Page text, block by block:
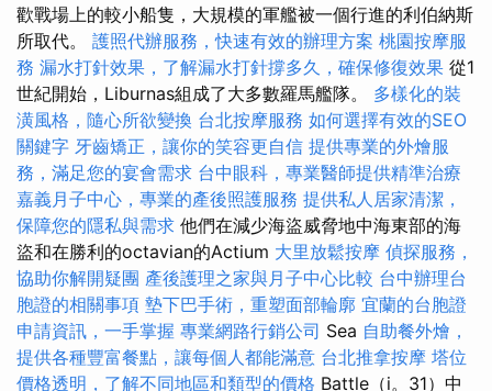
歡戰場上的較小船隻，大規模的軍艦被一個行進的利伯納斯
所取代。 護照代辦服務，快速有效的辦理方案 桃園按摩服
務 漏水打針效果，了解漏水打針撐多久，確保修復效果 從1
世紀開始，Liburnas組成了大多數羅馬艦隊。 多樣化的裝
潢風格，隨心所欲變換 台北按摩服務 如何選擇有效的SEO
關鍵字 牙齒矯正，讓你的笑容更自信 提供專業的外燴服
務，滿足您的宴會需求 台中眼科，專業醫師提供精準治療
嘉義月子中心，專業的產後照護服務 提供私人居家清潔，
保障您的隱私與需求 他們在減少海盜威脅地中海東部的海
盜和在勝利的octavian的Actium 大里放鬆按摩 偵探服務，
協助你解開疑團 產後護理之家與月子中心比較 台中辦理台
胞證的相關事項 墊下巴手術，重塑面部輪廓 宜蘭的台胞證
申請資訊，一手掌握 專業網路行銷公司 Sea 自助餐外燴，
提供各種豐富餐點，讓每個人都能滿意 台北推拿按摩 塔位
價格透明，了解不同地區和類型的價格 Battle（i。31）中